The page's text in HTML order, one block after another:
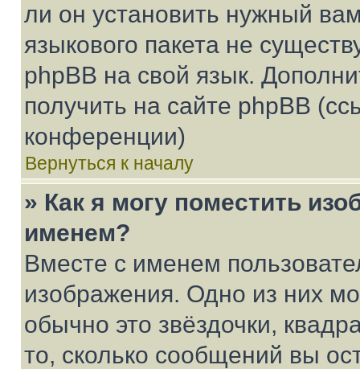
ли он установить нужный
языкового пакета не
phpBB на свой язык.
получить на сайте phpBB
конференции)
Вернуться к началу
» Как я могу поместить
именем?
Вместе с именем
изображения. Одно из них
обычно это звёздочки,
то, сколько сообщений вы